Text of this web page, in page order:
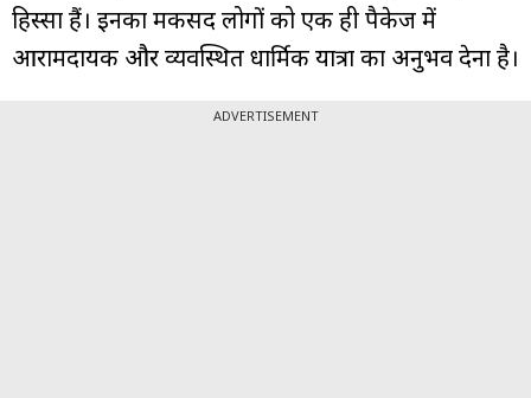
हिस्सा हैं। इनका मकसद लोगों को एक ही पैकेज में
आरामदायक और व्यवस्थित धार्मिक यात्रा का अनुभव देना है।
ADVERTISEMENT